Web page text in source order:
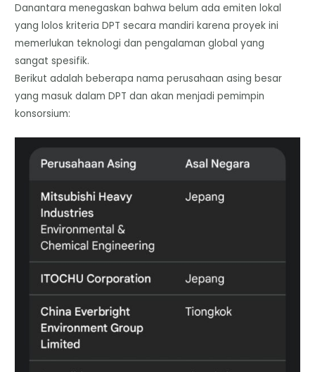
​Danantara menegaskan bahwa belum ada emiten lokal
yang lolos kriteria DPT secara mandiri karena proyek ini
memerlukan teknologi dan pengalaman global yang
sangat spesifik.
​Berikut adalah beberapa nama perusahaan asing besar
yang masuk dalam DPT dan akan menjadi pemimpin
konsorsium: